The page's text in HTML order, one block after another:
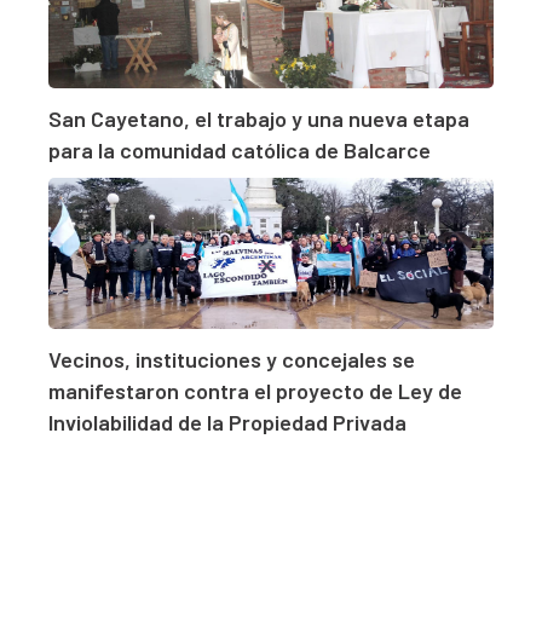
San Cayetano, el trabajo y una nueva etapa
para la comunidad católica de Balcarce
Vecinos, instituciones y concejales se
manifestaron contra el proyecto de Ley de
Inviolabilidad de la Propiedad Privada